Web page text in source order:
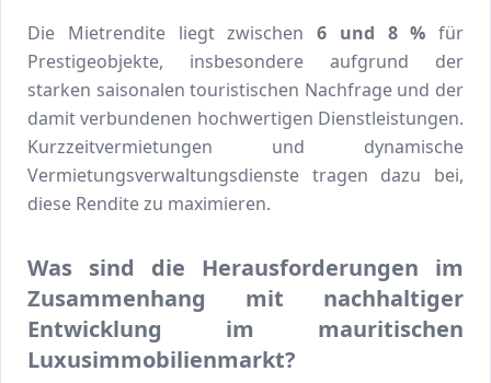
Die Mietrendite liegt zwischen 6 und 8 % für
Prestigeobjekte, insbesondere aufgrund der
starken saisonalen touristischen Nachfrage und der
damit verbundenen hochwertigen Dienstleistungen.
Kurzzeitvermietungen und dynamische
Vermietungsverwaltungsdienste tragen dazu bei,
diese Rendite zu maximieren.
Was sind die Herausforderungen im
Zusammenhang mit nachhaltiger
Entwicklung im mauritischen
Luxusimmobilienmarkt?